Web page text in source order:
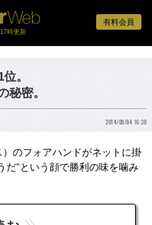
有料会員
時更新
。
秘密。
2014/09/04 16:30
のフォアハンドがネットに掛
だ”という顔で勝利の味を噛み